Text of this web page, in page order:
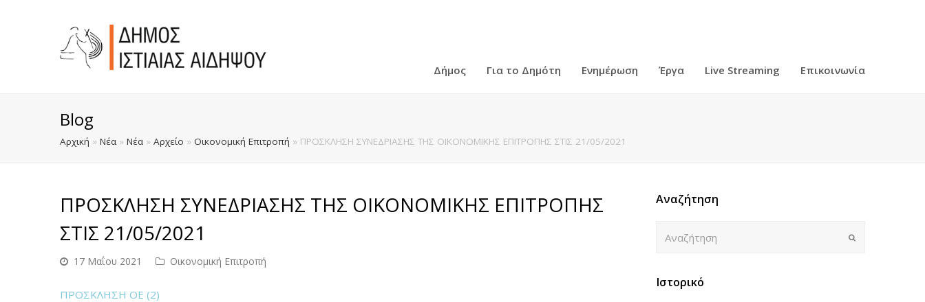
Δήμος Για το Δημότη Ενημέρωση Έργα Live Streaming Επικοινωνία
Blog
Αρχική » Νέα » Νέα » Αρχείο » Οικονομική Επιτροπή » ΠΡΟΣΚΛΗΣΗ ΣΥΝΕΔΡΙΑΣΗΣ ΤΗΣ ΟΙΚΟΝΟΜΙΚΗΣ ΕΠΙΤΡΟΠΗΣ ΣΤΙΣ 21/05/2021
ΠΡΟΣΚΛΗΣΗ ΣΥΝΕΔΡΙΑΣΗΣ ΤΗΣ ΟΙΚΟΝΟΜΙΚΗΣ ΕΠΙΤΡΟΠΗΣ
ΣΤΙΣ 21/05/2021
17 Μαΐου 2021 Οικονομική Επιτροπή
ΠΡΟΣΚΛΗΣΗ ΟΕ (2)
Αναζήτηση
Ιστορικό